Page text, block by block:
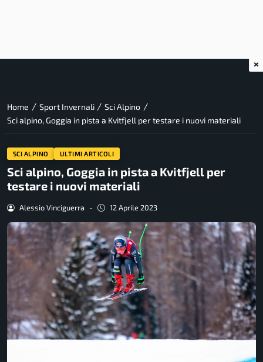
Home / Sport Invernali / Sci Alpino /
Sci alpino, Goggia in pista a Kvitfjell per testare i nuovi materiali
SCI ALPINO ULTIMI ARTICOLI
Sci alpino, Goggia in pista a Kvitfjell per
testare i nuovi materiali
Alessio Vinciguerra - 12 Aprile 2023
×